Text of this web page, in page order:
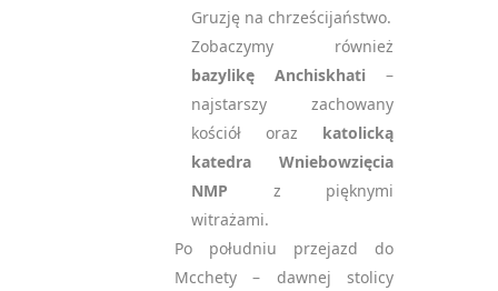
Gruzję na chrześcijaństwo.
Zobaczymy również
bazylikę Anchiskhati –
najstarszy zachowany
kościół oraz katolicką
katedra Wniebowzięcia
NMP z pięknymi
witrażami.
Po południu przejazd do
Mcchety – dawnej stolicy